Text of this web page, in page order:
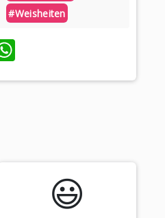
#weisheiten
WhatsApp
😃️